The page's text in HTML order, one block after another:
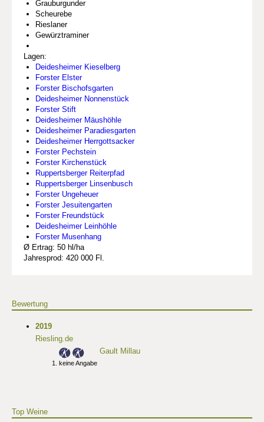
Grauburgunder
Scheurebe
Rieslaner
Gewürztraminer
Lagen:
Deidesheimer Kieselberg
Forster Elster
Forster Bischofsgarten
Deidesheimer Nonnenstück
Forster Stift
Deidesheimer Mäushöhle
Deidesheimer Paradiesgarten
Deidesheimer Herrgottsacker
Forster Pechstein
Forster Kirchenstück
Ruppertsberger Reiterpfad
Ruppertsberger Linsenbusch
Forster Ungeheuer
Forster Jesuitengarten
Forster Freundstück
Deidesheimer Leinhöhle
Forster Musenhang
Ø Ertrag: 50 hl/ha
Jahresprod: 420 000 Fl.
Bewertung
2019
Riesling.de
Gault Millau
keine Angabe
Top Weine